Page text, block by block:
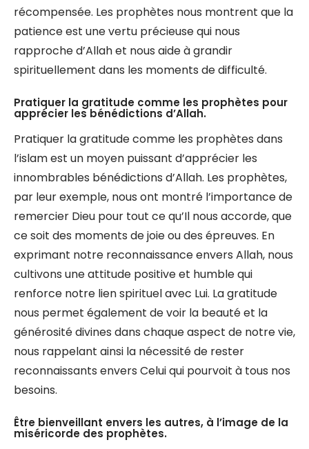
récompensée. Les prophètes nous montrent que la
patience est une vertu précieuse qui nous
rapproche d’Allah et nous aide à grandir
spirituellement dans les moments de difficulté.
Pratiquer la gratitude comme les prophètes pour
apprécier les bénédictions d’Allah.
Pratiquer la gratitude comme les prophètes dans
l’islam est un moyen puissant d’apprécier les
innombrables bénédictions d’Allah. Les prophètes,
par leur exemple, nous ont montré l’importance de
remercier Dieu pour tout ce qu’Il nous accorde, que
ce soit des moments de joie ou des épreuves. En
exprimant notre reconnaissance envers Allah, nous
cultivons une attitude positive et humble qui
renforce notre lien spirituel avec Lui. La gratitude
nous permet également de voir la beauté et la
générosité divines dans chaque aspect de notre vie,
nous rappelant ainsi la nécessité de rester
reconnaissants envers Celui qui pourvoit à tous nos
besoins.
Être bienveillant envers les autres, à l’image de la
miséricorde des prophètes.